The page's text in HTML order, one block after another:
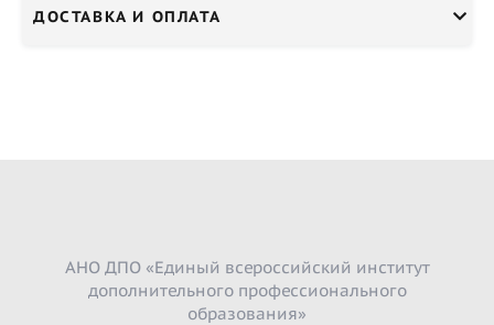
ДОСТАВКА И ОПЛАТА
АНО ДПО «Единый всероссийский институт
дополнительного профессионального
образования»